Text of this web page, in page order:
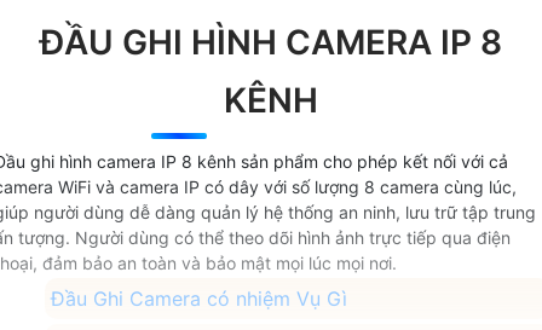
ĐẦU GHI HÌNH CAMERA IP 8
KÊNH
ghi hình camera IP 8 kênh sản phẩm cho phép kết nối với cả
WiFi và camera IP có dây với số lượng 8 camera cùng lúc,
người dùng dễ dàng quản lý hệ thống an ninh, lưu trữ tập trung
tượng. Người dùng có thể theo dõi hình ảnh trực tiếp qua điện
đảm bảo an toàn và bảo mật mọi lúc mọi nơi.
Đầu Ghi Camera có nhiệm Vụ Gì